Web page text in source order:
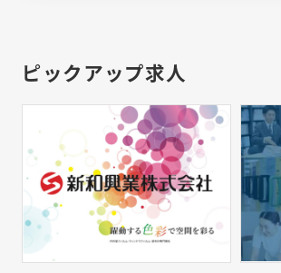
ピックアップ求人